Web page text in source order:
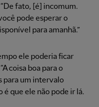
fato, [é] incomum.
pode esperar o
para amanhã.”
ele poderia ficar
coisa boa para o
para um intervalo
que ele não pode ir lá.